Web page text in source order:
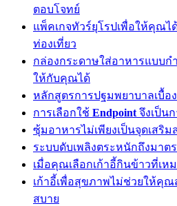
ตอบโจทย์
แพ็คเกจทัวร์ยุโรปเพื่อให้คุณ
ท่องเที่ยว
กล่องกระดาษใส่อาหารแบบก
ให้กับคุณได้
หลักสูตรการปฐมพยาบาลเบื้อ
การเลือกใช้ Endpoint จึงเป็น
ซุ้มอาหารไม่เพียงเป็นจุดเสริม
ระบบดับเพลิงตระหนักถึงมาต
เมื่อคุณเลือกเก้าอี้กินข้าวที่เ
เก้าอี้เพื่อสุขภาพไม่ช่วยให้คุณ
สบาย